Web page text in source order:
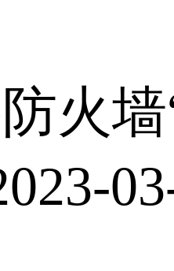
火墙